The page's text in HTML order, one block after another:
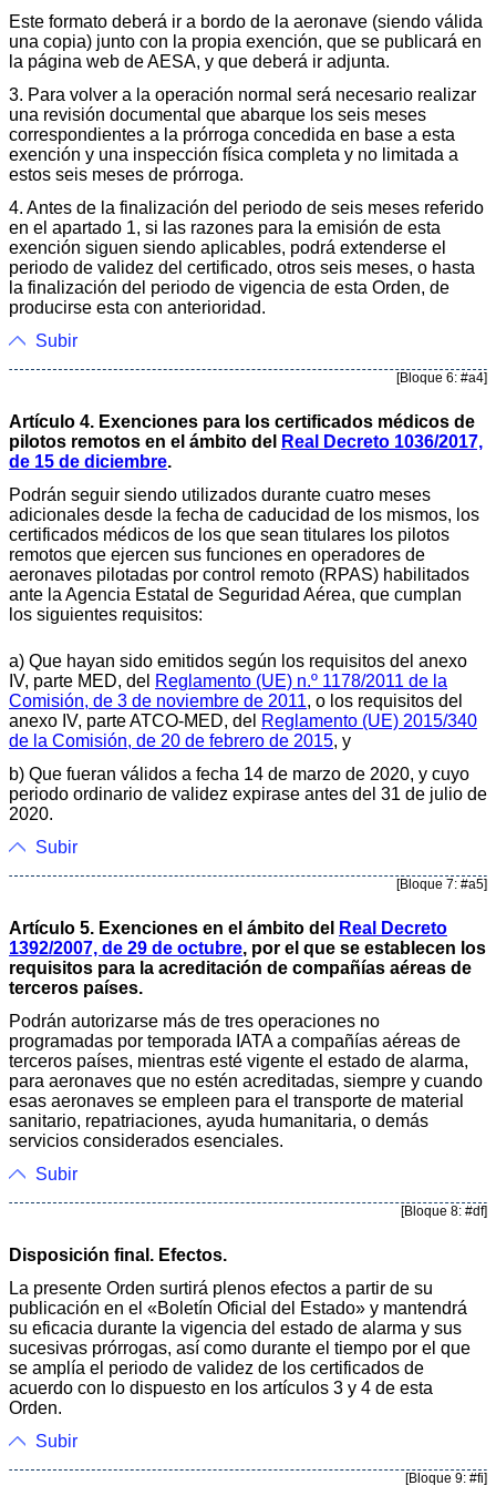
Este formato deberá ir a bordo de la aeronave (siendo válida
una copia) junto con la propia exención, que se publicará en
la página web de AESA, y que deberá ir adjunta.
3. Para volver a la operación normal será necesario realizar
una revisión documental que abarque los seis meses
correspondientes a la prórroga concedida en base a esta
exención y una inspección física completa y no limitada a
estos seis meses de prórroga.
4. Antes de la finalización del periodo de seis meses referido
en el apartado 1, si las razones para la emisión de esta
exención siguen siendo aplicables, podrá extenderse el
periodo de validez del certificado, otros seis meses, o hasta
la finalización del periodo de vigencia de esta Orden, de
producirse esta con anterioridad.
Subir
[Bloque 6: #a4]
Artículo 4. Exenciones para los certificados médicos de
pilotos remotos en el ámbito del
Real Decreto 1036/2017,
de 15 de diciembre.
Podrán seguir siendo utilizados durante cuatro meses
adicionales desde la fecha de caducidad de los mismos, los
certificados médicos de los que sean titulares los pilotos
remotos que ejercen sus funciones en operadores de
aeronaves pilotadas por control remoto (RPAS) habilitados
ante la Agencia Estatal de Seguridad Aérea, que cumplan
los siguientes requisitos:
a) Que hayan sido emitidos según los requisitos del anexo
IV, parte MED, del Reglamento (UE) n.º 1178/2011 de la
Comisión, de 3 de noviembre de 2011, o los requisitos del
anexo IV, parte ATCO-MED, del Reglamento (UE) 2015/340
de la Comisión, de 20 de febrero de 2015, y
b) Que fueran válidos a fecha 14 de marzo de 2020, y cuyo
periodo ordinario de validez expirase antes del 31 de julio de
2020.
Subir
[Bloque 7: #a5]
Artículo 5. Exenciones en el ámbito del
Real Decreto
1392/2007, de 29 de octubre, por el que se establecen los
requisitos para la acreditación de compañías aéreas de
terceros países.
Podrán autorizarse más de tres operaciones no
programadas por temporada IATA a compañías aéreas de
terceros países, mientras esté vigente el estado de alarma,
para aeronaves que no estén acreditadas, siempre y cuando
esas aeronaves se empleen para el transporte de material
sanitario, repatriaciones, ayuda humanitaria, o demás
servicios considerados esenciales.
Subir
[Bloque 8: #df]
Disposición final. Efectos.
La presente Orden surtirá plenos efectos a partir de su
publicación en el «Boletín Oficial del Estado» y mantendrá
su eficacia durante la vigencia del estado de alarma y sus
sucesivas prórrogas, así como durante el tiempo por el que
se amplía el periodo de validez de los certificados de
acuerdo con lo dispuesto en los artículos 3 y 4 de esta
Orden.
Subir
[Bloque 9: #fi]